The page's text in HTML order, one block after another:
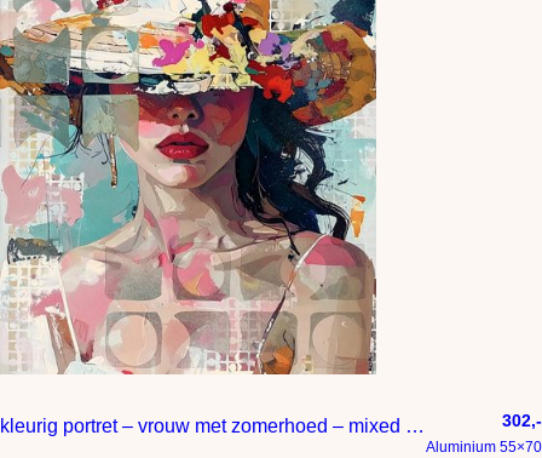
kleurig portret – vrouw met zomerhoed – mixed media 302,-
Aluminium 55×70